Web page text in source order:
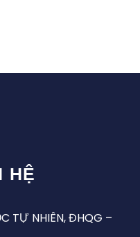
HỆ
TỰ NHIÊN, ĐHQG –